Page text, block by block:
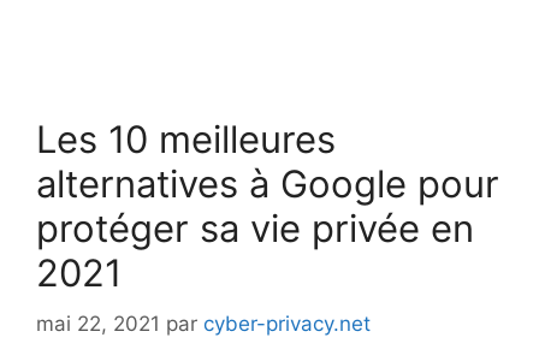
Les 10 meilleures
alternatives à Google pour
protéger sa vie privée en
2021
mai 22, 2021 par cyber-privacy.net